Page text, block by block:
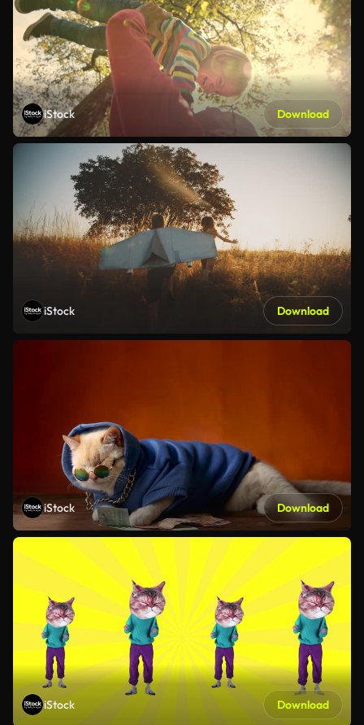
iStock Download
iStock Download
iStock Download
iStock Download